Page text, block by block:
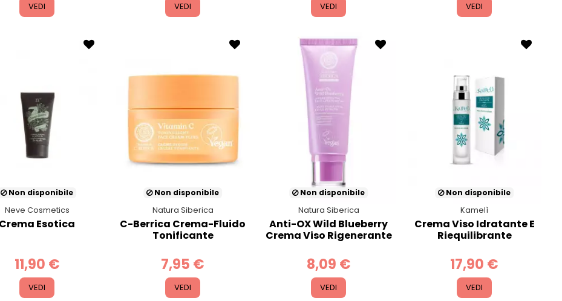
VEDI VEDI VEDI VEDI
Non disponibile
Neve Cosmetics
Crema Esotica
11,90 €
VEDI
Non disponibile
Natura Siberica
C-Berrica Crema-Fluido
Tonificante
7,95 €
VEDI
Non disponibile
Natura Siberica
Anti-OX Wild Blueberry
Crema Viso Rigenerante
8,09 €
VEDI
Non disponibile
Kamelì
Crema Viso Idratante E
Riequilibrante
17,90 €
VEDI